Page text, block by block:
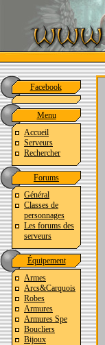
Facebook
Menu
Accueil
Serveurs
Rechercher
Forums
Général
Classes de
personnages
Les forums des
serveurs
Équipement
Armes
Arcs&Carquois
Robes
Armures
Armures Spe
Boucliers
Bijoux